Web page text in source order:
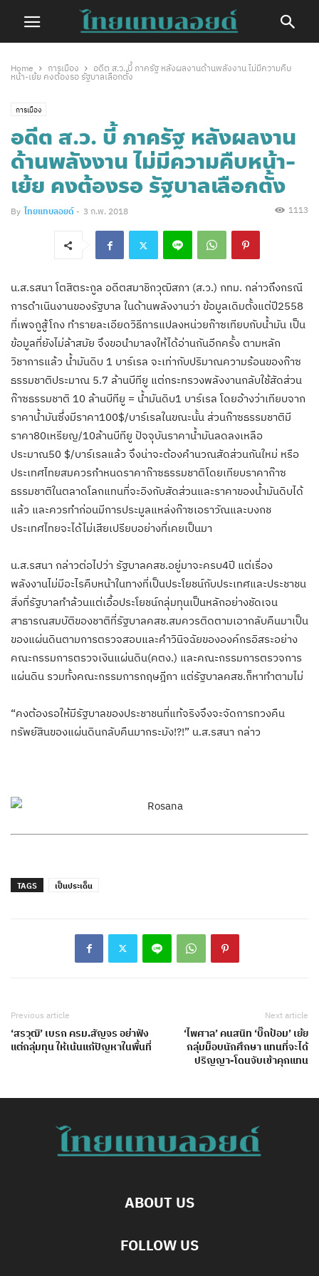
Home การเมือง
อดีต ส.ว. บี้ ภาครัฐ หลังผลงานด้านพลังงาน ไม่มีความคืบ
หน้า-เย้ย คงต้องรอ รัฐบาลเลือกตั้ง
การเมือง
อดีต ส.ว. บี้ ภาครัฐ หลังผลงาน
ด้านพลังงาน ไม่มีความคืบหน้า-
เย้ย คงต้องรอ รัฐบาลเลือกตั้ง
By ไทยแทบลอยด์ - 3 ก.พ. 2018 1113
น.ส.รสนา โตสิตระกูล อดีตสมาชิกวุฒิสภา (ส.ว.) กทม. กล่าวถึงกรณี
การดำเนินงานของรัฐบาล ในด้านพลังงานว่า ข้อมูลเดิมตั้งแต่ปี2558
ที่เพจกูสู้โกง ทำรายละเอียดวิธีการแปลงหน่วยก๊าซเทียบกับน้ำมัน เป็น
ข้อมูลที่ยังไม่ล้าสมัย จึงขอนำมาลงให้ได้อ่านกันอีกครั้ง ตามหลัก
วิชาการแล้ว น้ำมันดิบ 1 บาร์เรล จะเท่ากับปริมาณความร้อนของก๊าซ
ธรรมชาติประมาณ 5.7 ล้านบีทียู แต่กระทรวงพลังงานกลับใช้สัดส่วน
ก๊าซธรรมชาติ 10 ล้านบีทียู = น้ำมันดิบ1 บาร์เรล โดยอ้างว่าเทียบจาก
ราคาน้ำมันซึ่งมีราคา100$/บาร์เรลในขณะนั้น ส่วนก๊าซธรรมชาติมี
ราคา80เหรียญ/10ล้านบีทียู ปัจจุบันราคาน้ำมันลดลงเหลือ
ประมาณ50 $/บาร์เรลแล้ว จึงน่าจะต้องคำนวณสัดส่วนกันใหม่ หรือ
ประเทศไทยสมควรกำหนดราคาก๊าซธรรมชาติโดยเทียบราคาก๊าซ
ธรรมชาติในตลาดโลกแทนที่จะอิงกับสัดส่วนและราคาของน้ำมันดิบได้
แล้ว และควรทำก่อนมีการประมูลแหล่งก๊าซเอราวัณและบงกช
ประเทศไทยจะได้ไม่เสียเปรียบอย่างที่เคยเป็นมา
น.ส.รสนา กล่าวต่อไปว่า รัฐบาลคสช.อยู่มาจะครบ4ปี แต่เรื่อง
พลังงานไม่มีอะไรคืบหน้าในทางที่เป็นประโยชน์กับประเทศและประชาชน
สิ่งที่รัฐบาลทำล้วนแต่เอื้อประโยชน์กลุ่มทุนเป็นหลักอย่างชัดเจน
สาธารณสมบัติของชาติที่รัฐบาลคสช.สมควรติดตามเอากลับคืนมาเป็น
ของแผ่นดินตามการตรวจสอบและคำวินิจฉัยขององค์กรอิสระอย่าง
คณะกรรมการตรวจเงินแผ่นดิน(คตง.) และคณะกรรมการตรวจการ
แผ่นดิน รวมทั้งคณะกรรมการกฤษฎีกา แต่รัฐบาลคสช.ก็หาทำตามไม่
“คงต้องรอให้มีรัฐบาลของประชาชนที่แท้จริงจึงจะจัดการทวงคืน
ทรัพย์สินของแผ่นดินกลับคืนมากระมัง!?!” น.ส.รสนา กล่าว
TAGS เป็นประเด็น
Previous article
‘สรวุฒิ’ เบรก ครม.สัญจร อย่าฟัง
แต่กลุ่มทุน ให้เน้นแก้ปัญหาในพื้นที่
Next article
‘ไพศาล’ คนสนิท ‘บิ๊กป้อม’ เย้ย
กลุ่มม็อบนักศึกษา แทนที่จะได้
ปริญญา-โดนจับเข้าคุกแทน
ABOUT US
FOLLOW US